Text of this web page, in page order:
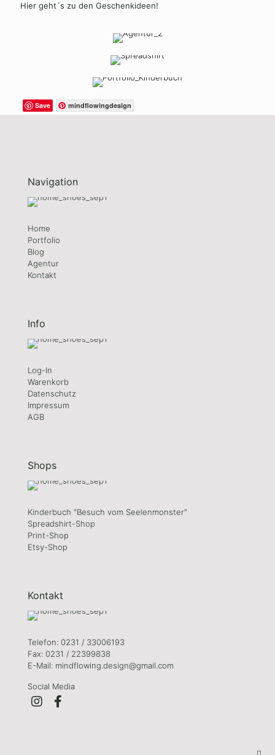
Hier geht´s zu den Geschenkideen!
Save mindflowingdesign
Navigation
Home
Portfolio
Blog
Agentur
Kontakt
Info
Log-In
Warenkorb
Datenschutz
Impressum
AGB
Shops
Kinderbuch "Besuch vom Seelenmonster"
Spreadshirt-Shop
Print-Shop
Etsy-Shop
Kontakt
Telefon: 0231 / 33006193
Fax: 0231 / 22399838
E-Mail: mindflowing.design@gmail.com
Social Media